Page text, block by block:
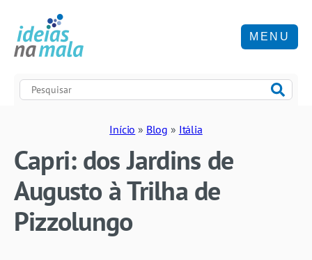
MENU
Início » Blog » Itália
Capri: dos Jardins de
Augusto à Trilha de
Pizzolungo